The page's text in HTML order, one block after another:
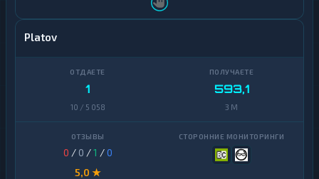
Platov
1
10 / 5 058
593,1
3 M
0 / 0 /1 /0
5,0 ★